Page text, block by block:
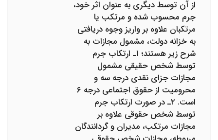
از آن توسط دیگری به عنوان اثر خود،
جرم محسوب شده و مرتکب یا
مرتکبان علاوه بر واریز وجوه دریافتی
به خزانه دولت، مشمول مجازات به
شرح زیر هستند؛ ۱ـ ارتکاب جرم
توسط شخص حقیقی مشمول
مجازات جزای نقدی درجه سه و
محرومیت از حقوق اجتماعی درجه ۶
است. ۲ـ در صورت ارتکاب جرم
توسط شخص حقوقی علاوه بر
مجازات مرتکب، مدیران و گردانندگان